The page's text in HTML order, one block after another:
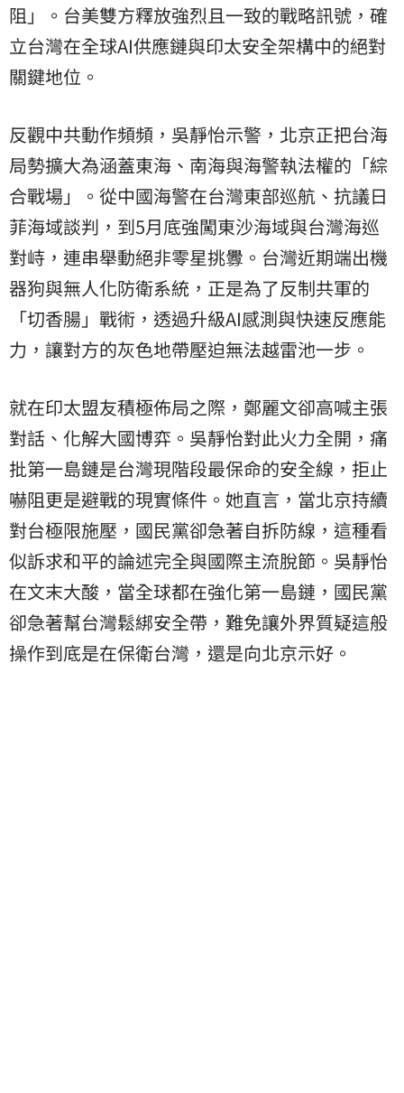
阻」。台美雙方釋放強烈且一致的戰略訊號，確
立台灣在全球AI供應鏈與印太安全架構中的絕對
關鍵地位。
反觀中共動作頻頻，吳靜怡示警，北京正把台海
局勢擴大為涵蓋東海、南海與海警執法權的「綜
合戰場」。從中國海警在台灣東部巡航、抗議日
菲海域談判，到5月底強闖東沙海域與台灣海巡
對峙，連串舉動絕非零星挑釁。台灣近期端出機
器狗與無人化防衛系統，正是為了反制共軍的
「切香腸」戰術，透過升級AI感測與快速反應能
力，讓對方的灰色地帶壓迫無法越雷池一步。
就在印太盟友積極佈局之際，鄭麗文卻高喊主張
對話、化解大國博弈。吳靜怡對此火力全開，痛
批第一島鏈是台灣現階段最保命的安全線，拒止
嚇阻更是避戰的現實條件。她直言，當北京持續
對台極限施壓，國民黨卻急著自拆防線，這種看
似訴求和平的論述完全與國際主流脫節。吳靜怡
在文末大酸，當全球都在強化第一島鏈，國民黨
卻急著幫台灣鬆綁安全帶，難免讓外界質疑這般
操作到底是在保衛台灣，還是向北京示好。